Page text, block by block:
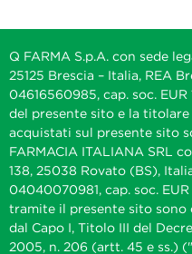
Q FARMA S.p.A. con sede
25125 Brescia – Italia, REA
04616560985, cap. soc.
del presente sito e la
acquistati sul presente sito
FARMACIA ITALIANA SRL
138, 25038 Rovato (BS),
04040070981, cap. soc.
tramite il presente sito
dal Capo I, Titolo III del
2005, n. 206 (artt. 45 e ss.)